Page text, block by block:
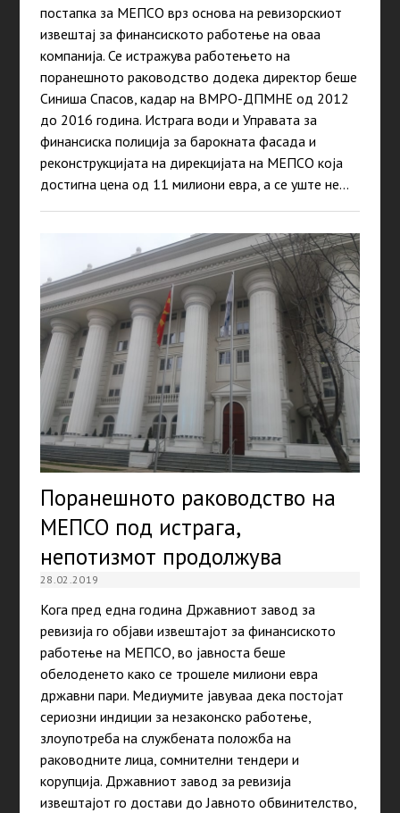
постапка за МЕПСО врз основа на ревизорскиот
извештај за финансиското работење на оваа
компанија. Се истражува работењето на
поранешното раководство додека директор беше
Синиша Спасов, кадар на ВМРО-ДПМНЕ од 2012
до 2016 година. Истрага води и Управата за
финансиска полиција за барокната фасада и
реконструкцијата на дирекцијата на МЕПСО која
достигна цена од 11 милиони евра, а се уште не…
Поранешното раководство на
МЕПСО под истрага,
непотизмот продолжува
28.02.2019
Кога пред една година Државниот завод за
ревизија го објави извештајот за финансиското
работење на МЕПСО, во јавноста беше
обелоденето како се трошеле милиони евра
државни пари. Медиумите јавуваа дека постојат
сериозни индиции за незаконско работење,
злоупотреба на службената положба на
раководните лица, сомнителни тендери и
корупција. Државниот завод за ревизија
извештајот го достави до Јавното обвинителство,